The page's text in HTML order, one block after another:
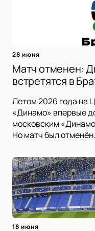
28 июня
Матч отменен:
встретятся в
Летом 2026 года на
«Динамо» впервые
московским
Но матч был отменён.
18 июня